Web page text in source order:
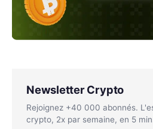
Newsletter Crypto
Rejoignez +40 000 abonnés.
crypto, 2x par semaine, en 5